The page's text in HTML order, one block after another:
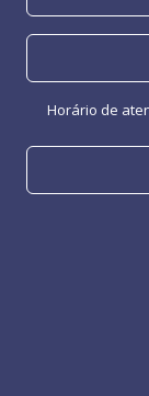
Horário de